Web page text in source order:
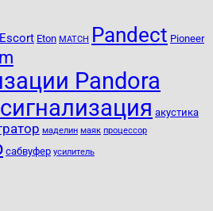
Escort Eton MATCH Pandect Pioneer
Pandora
акустика
маделин маяк процессор
сабвуфер усилитель